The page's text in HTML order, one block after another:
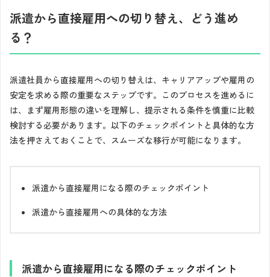
派遣から直接雇用への切り替え、どう進め
る？
派遣社員から直接雇用への切り替えは、キャリアアップや雇用の
安定を求める際の重要なステップです。このプロセスを進めるに
は、まず雇用形態の違いを理解し、提示される条件を慎重に比較
検討する必要があります。以下のチェックポイントと具体的な方
法を押さえておくことで、スムーズな移行が可能になります。
派遣から直接雇用になる際のチェックポイント
派遣から直接雇用への具体的な方法
派遣から直接雇用になる際のチェックポイント